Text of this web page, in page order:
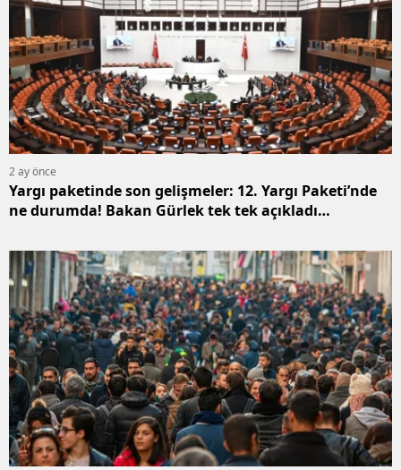
2 ay önce
Yargı paketinde son gelişmeler: 12. Yargı Paketi’nde
ne durumda! Bakan Gürlek tek tek açıkladı…